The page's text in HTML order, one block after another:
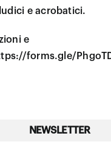
e acrobatici.
e
forms.gle/
NEWSLETTER